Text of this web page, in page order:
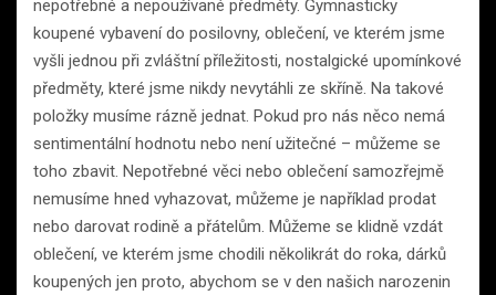
nepotřebné a nepoužívané předměty. Gymnasticky
koupené vybavení do posilovny, oblečení, ve kterém jsme
vyšli jednou při zvláštní příležitosti, nostalgické upomínkové
předměty, které jsme nikdy nevytáhli ze skříně. Na takové
položky musíme rázně jednat. Pokud pro nás něco nemá
sentimentální hodnotu nebo není užitečné – můžeme se
toho zbavit. Nepotřebné věci nebo oblečení samozřejmě
nemusíme hned vyhazovat, můžeme je například prodat
nebo darovat rodině a přátelům. Můžeme se klidně vzdát
oblečení, ve kterém jsme chodili několikrát do roka, dárků
koupených jen proto, abychom se v den našich narozenin